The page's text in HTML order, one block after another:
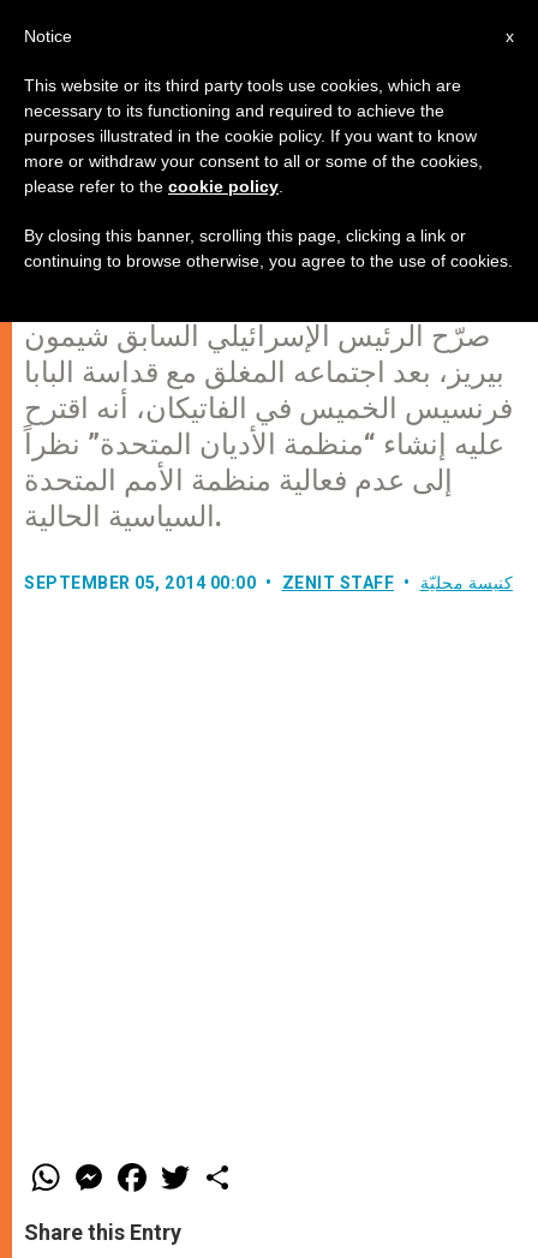
شيمون بيريز يقترح على البابا
فرنسيس إنشاء "منظمة الأديان
المتحدة"
صرّح الرئيس الإسرائيلي السابق شيمون
بيريز، بعد اجتماعه المغلق مع قداسة البابا
فرنسيس الخميس في الفاتيكان، أنه اقترح
عليه إنشاء “منظمة الأديان المتحدة” نظراً
إلى عدم فعالية منظمة الأمم المتحدة
السياسية الحالية.
SEPTEMBER 05, 2014 00:00 ZENIT STAFF كنيسة محليّة
W
h
t
s
M
e
s
e
F
a
e
b
w
Share this Entry
x
Notice
This website or its third party tools use cookies, which are
necessary to its functioning and required to achieve the
purposes illustrated in the cookie policy. If you want to know
more or withdraw your consent to all or some of the cookies,
please refer to the cookie policy
By closing this banner, scrolling this page, clicking a link or
continuing to browse otherwise, you agree to the use of cookies.